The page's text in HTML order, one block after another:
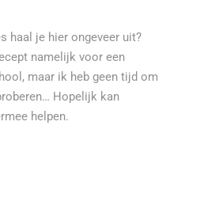
haal je hier ongeveer uit?
namelijk voor een
maar ik heb geen tijd om
Hopelijk kan
helpen.